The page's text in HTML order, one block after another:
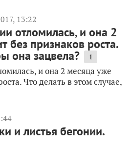
13:22
отломилась, и она 2
без признаков роста.
она зацвела? 1
и она 2 месяца уже
Что делать в этом случае,
и листья бегонии.